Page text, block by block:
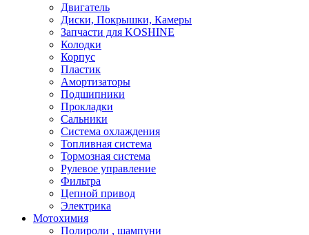
Двигатель
Диски, Покрышки, Камеры
Запчасти для KOSHINE
Колодки
Корпус
Пластик
Амортизаторы
Подшипники
Прокладки
Сальники
Система охлаждения
Топливная система
Тормозная система
Рулевое управление
Фильтра
Цепной привод
Электрика
Мотохимия
Полироли , шампуни